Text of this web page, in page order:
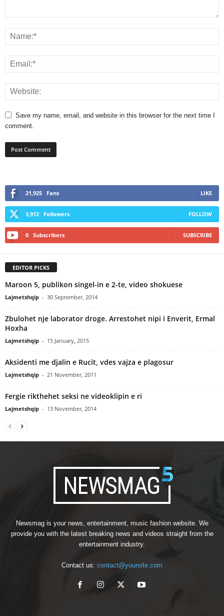
Save my name, email, and website in this browser for the next time I
comment.
21,925 Fans LIKE
3,912 Followers FOLLOW
0 Subscribers SUBSCRIBE
EDITOR PICKS
Maroon 5, publikon singel-in e 2-te, video shokuese
Lajmetshqip - 30 September, 2014
Zbulohet nje laborator droge. Arrestohet nipi i Enverit, Ermal
Hoxha
Lajmetshqip - 15 January, 2015
Aksidenti me djalin e Rucit, vdes vajza e plagosur
Lajmetshqip - 21 November, 2011
Fergie rikthehet seksi ne videoklipin e ri
Lajmetshqip - 13 November, 2014
Newsmag is your news, entertainment, music fashion website. We
provide you with the latest breaking news and videos straight from the
entertainment industry.
Contact us: contact@yoursite.com